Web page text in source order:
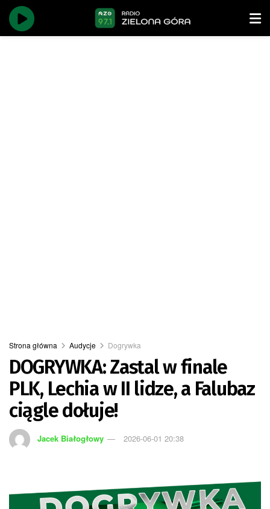
Strona główna Audycje Dogrywka
DOGRYWKA: Zastal w finale
PLK, Lechia w II lidze, a Falubaz
ciągle dołuje!
Jacek Białogłowy 2026-06-01 20:38